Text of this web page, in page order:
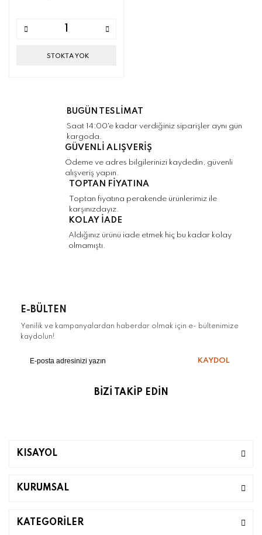
STOKTA YOK
BUGÜN TESLİMAT
Saat 14:00'e kadar verdiğiniz siparişler aynı gün
kargoda.
GÜVENLİ ALIŞVERİŞ
Ödeme ve adres bilgilerinizi kaydedin, güvenli
alışveriş yapın.
TOPTAN FİYATINA
Toptan fiyatına perakende ürünlerimiz ile
karşınızdayız.
KOLAY İADE
Aldığınız ürünü iade etmek hiç bu kadar kolay
olmamıştı.
E-BÜLTEN
Yenilik ve kampanyalardan haberdar olmak için e- bültenimize
kaydolun!
KAYDOL
BİZİ TAKİP EDİN
KISAYOL
KURUMSAL
KATEGORİLER